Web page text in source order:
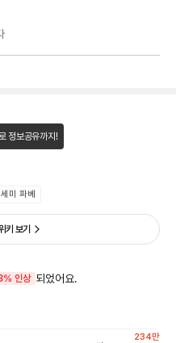
정보공유까지!
세미 파베
키 보기
인상 되었어요.
234만